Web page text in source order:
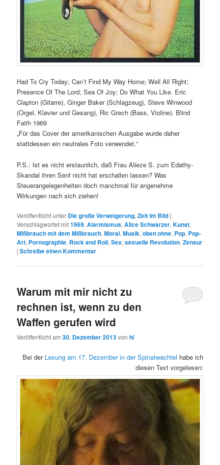
Had To Cry Today; Can’t Find My Way Home; Well All Right;
Presence Of The Lord; Sea Of Joy; Do What You Like. Eric
Clapton (Gitarre), Ginger Baker (Schlagzeug), Steve Winwood
(Orgel, Klavier und Gesang), Ric Grech (Bass, Violine). Blind
Faith 1969
„Für das Cover der amerikanischen Ausgabe wurde daher
stattdessen ein neutrales Foto verwendet.“
P.S.: Ist es nicht erstaunlich, daß Frau Alieze S. zum Edathy-
Skandal ihren Senf nicht hat erschallen lassen? Was
Steuerangelegenheiten doch manchmal für angenehme
Wirkungen nach sich ziehen!
Veröffentlicht unter Die große Verweigerung,Zeit im Bild |
Verschlagwortet mit1969,Alarmismus,Alice Schwarzer,Kunst,
Mißbrauch mit dem Mißbrauch,Moral,Musik,oben ohne, Pop, Pop-
Art, Pornographie, Rock and Roll,Sex,sexuelle Revolution,Zensur
|Schreibe einen Kommentar
Warum mit mir nicht zu
rechnen ist, wenn zu den
Waffen gerufen wird
Veröffentlicht am30. Dezember 2013vonhl
Bei der Lesung am 17. Dezember in der Spinatwachtel habe ich
diesen Text vorgelesen: